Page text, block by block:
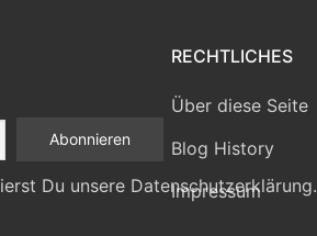
Du unsere Datenschutzerklärung.
RECHTLICHES
Über diese Seite
Blog History
Impressum